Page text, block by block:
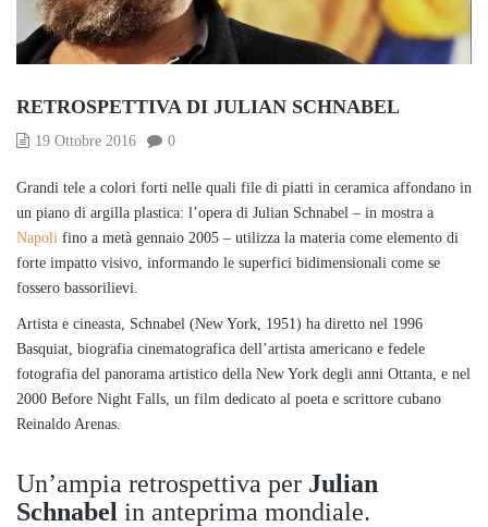
RETROSPETTIVA DI JULIAN SCHNABEL
19 Ottobre 2016 0
Grandi tele a colori forti nelle quali file di piatti in ceramica affondano in
un piano di argilla plastica: l’opera di Julian Schnabel – in mostra a
Napoli fino a metà gennaio 2005 – utilizza la materia come elemento di
forte impatto visivo, informando le superfici bidimensionali come se
fossero bassorilievi.
Artista e cineasta, Schnabel (New York, 1951) ha diretto nel 1996
Basquiat, biografia cinematografica dell’artista americano e fedele
fotografia del panorama artistico della New York degli anni Ottanta, e nel
2000 Before Night Falls, un film dedicato al poeta e scrittore cubano
Reinaldo Arenas.
Un’ampia retrospettiva per Julian
Schnabel in anteprima mondiale.